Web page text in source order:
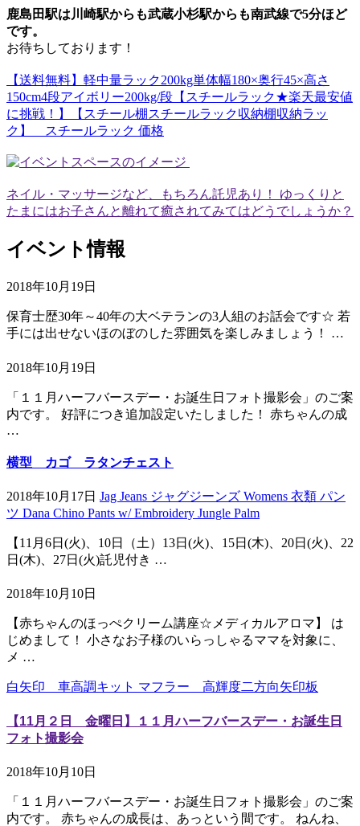
鹿島田駅は川崎駅からも武蔵小杉駅からも南武線で5分ほど
です。
お待ちしております！
【送料無料】軽中量ラック200kg単体幅180×奥行45×高さ
150cm4段アイボリー200kg/段【スチールラック★楽天最安値
に挑戦！】【スチール棚スチールラック収納棚収納ラッ
ク】 スチールラック 価格
ネイル・マッサージなど、もちろん託児あり！ ゆっくりと
たまにはお子さんと離れて癒されてみてはどうでしょうか？
イベント情報
2018年10月19日
保育士歴30年～40年の大ベテランの3人組のお話会です☆ 若
手には出せないほのぼのした雰囲気を楽しみましょう！ …
2018年10月19日
「１１月ハーフバースデー・お誕生日フォト撮影会」のご案
内です。 好評につき追加設定いたしました！ 赤ちゃんの成
…
横型 カゴ ラタンチェスト
2018年10月17日 Jag Jeans ジャグジーンズ Womens 衣類 パン
ツ Dana Chino Pants w/ Embroidery Jungle Palm
【11月6日(火)、10日（土）13日(火)、15日(木)、20日(火)、22
日(木)、27日(火)託児付き …
2018年10月10日
【赤ちゃんのほっぺクリーム講座☆メディカルアロマ】 は
じめまして！ 小さなお子様のいらっしゃるママを対象に、
メ …
白矢印 車高調キット マフラー 高輝度二方向矢印板
【11月２日 金曜日】１１月ハーフバースデー・お誕生日
フォト撮影会
2018年10月10日
「１１月ハーフバースデー・お誕生日フォト撮影会」のご案
内です。 赤ちゃんの成長は、あっという間です。 ねんね、